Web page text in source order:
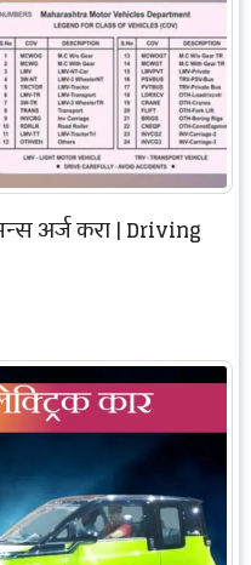
अर्ज करा | Driving